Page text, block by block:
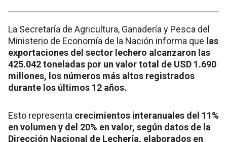
La Secretaría de Agricultura, Ganadería y Pesca del
Ministerio de Economía de la Nación informa que las
exportaciones del sector lechero alcanzaron las
425.042 toneladas por un valor total de USD 1.690
millones, los números más altos registrados
durante los últimos 12 años.
Esto representa crecimientos interanuales del 11%
en volumen y del 20% en valor, según datos de la
Dirección Nacional de Lechería, elaborados en